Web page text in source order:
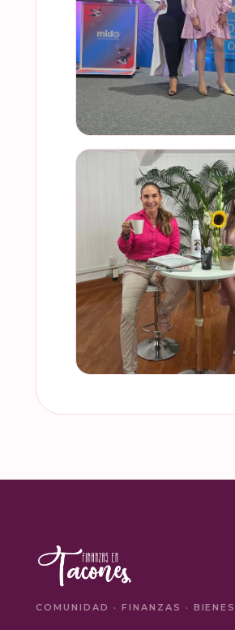
Felices de haber sido invitadas,
año consecutivo, a participar
Money Week, una iniciativa
la educación f…
VER EN INSTAGRAM
COMUNIDAD · FINANZAS ·